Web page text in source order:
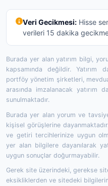
Veri Gecikmesi:Hisse
verileri 15 dakika
Burada yer alan yatırım bilgi,
kapsamında değildir. Yatırım
portföy yönetim şirketleri,
arasında imzalanacak yatırım
sunulmaktadır.
Burada yer alan yorum ve
kişisel görüşlerine
ve getiri tercihlerinize uygun
yer alan bilgilere dayanılarak
uygun sonuçlar doğurmayabilir.
Gerek site üzerindeki, gerekse
eksikliklerden ve sitedeki bilgilerin